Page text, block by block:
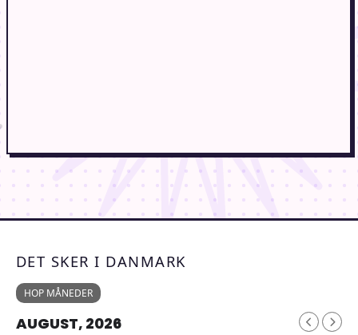
DET SKER I DANMARK
HOP MÅNEDER
AUGUST, 2026